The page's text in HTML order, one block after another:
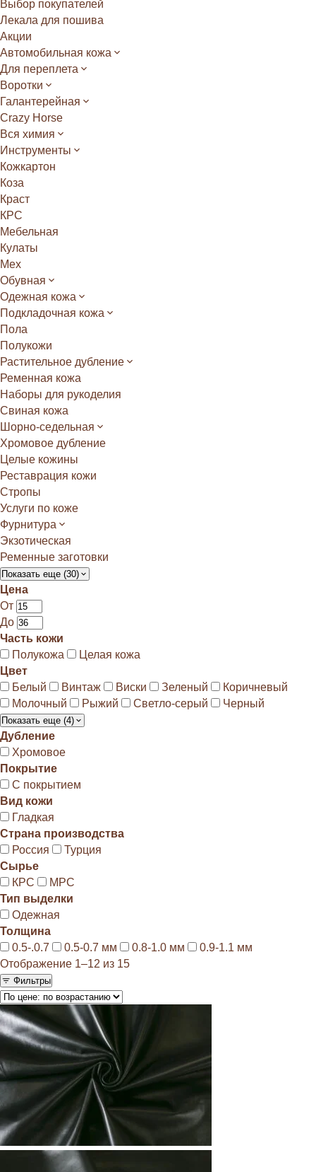
Выбор покупателей
Лекала для пошива
Акции
Автомобильная кожа
Для переплета
Воротки
Галантерейная
Crazy Horse
Вся химия
Инструменты
Кожкартон
Коза
Краст
КРС
Мебельная
Кулаты
Мех
Обувная
Одежная кожа
Подкладочная кожа
Пола
Полукожи
Растительное дубление
Ременная кожа
Наборы для рукоделия
Свиная кожа
Шорно-седельная
Хромовое дубление
Целые кожины
Реставрация кожи
Стропы
Услуги по коже
Фурнитура
Экзотическая
Ременные заготовки
Показать еще (30)
Цена
От
До
Часть кожи
Полукожа
Целая кожа
Цвет
Белый
Винтаж Виски Зеленый
Коричневый
Молочный
Рыжий Светло-серый Черный
Показать еще (4)
Дубление
Хромовое
Покрытие
С покрытием
Вид кожи
Гладкая
Страна производства
Россия
Турция
Сырье
КРС
МРС
Тип выделки
Одежная
Толщина
0.5-.0.7
0.5-0.7 мм 0.8-1.0 мм
0.9-1.1 мм
Отображение 1–12 из 15
Фильтры